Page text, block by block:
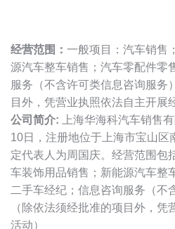
经营范围： 一般项目：汽车销售
源汽车整车销售；汽车零配件零
服务（不含许可类信息咨询服务
目外，凭营业执照依法自主开展
公司简介: 上海华海科汽车销售
10日，注册地位于上海市宝山区
定代表人为周国庆。经营范围包
车装饰用品销售；新能源汽车整
二手车经纪；信息咨询服务（不
（除依法须经批准的项目外，
活动）